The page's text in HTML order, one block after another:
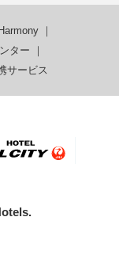
｜
ター ｜
サービス